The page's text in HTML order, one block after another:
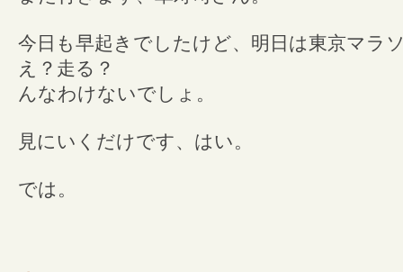
今日も早起きでしたけど、明日は東京マラ
え？走る？
んなわけないでしょ。
見にいくだけです、はい。
では。